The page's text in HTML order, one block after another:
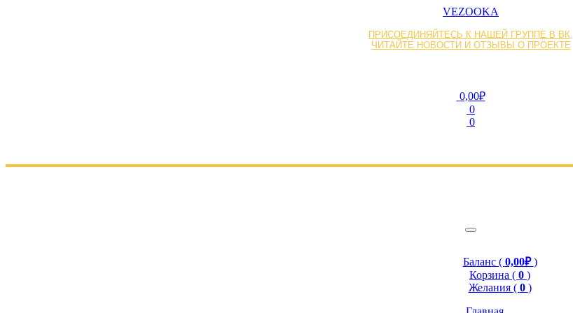
VEZOOKA
ПРИСОЕДИНЯЙТЕСЬ К НАШЕЙ ГРУППЕ В ВК,
ЧИТАЙТЕ НОВОСТИ И ОТЗЫВЫ О ПРОЕКТЕ
0,00₽
0
0
Баланс ( 0,00₽)
Корзина ( 0 )
Желания ( 0 )